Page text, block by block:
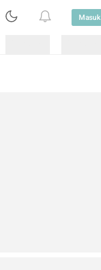
Masuk